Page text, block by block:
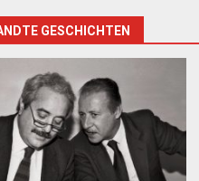
GESCHICHTEN